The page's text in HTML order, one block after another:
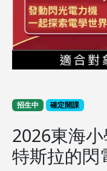
招生中 確定開課
2026東海
特斯拉的閃